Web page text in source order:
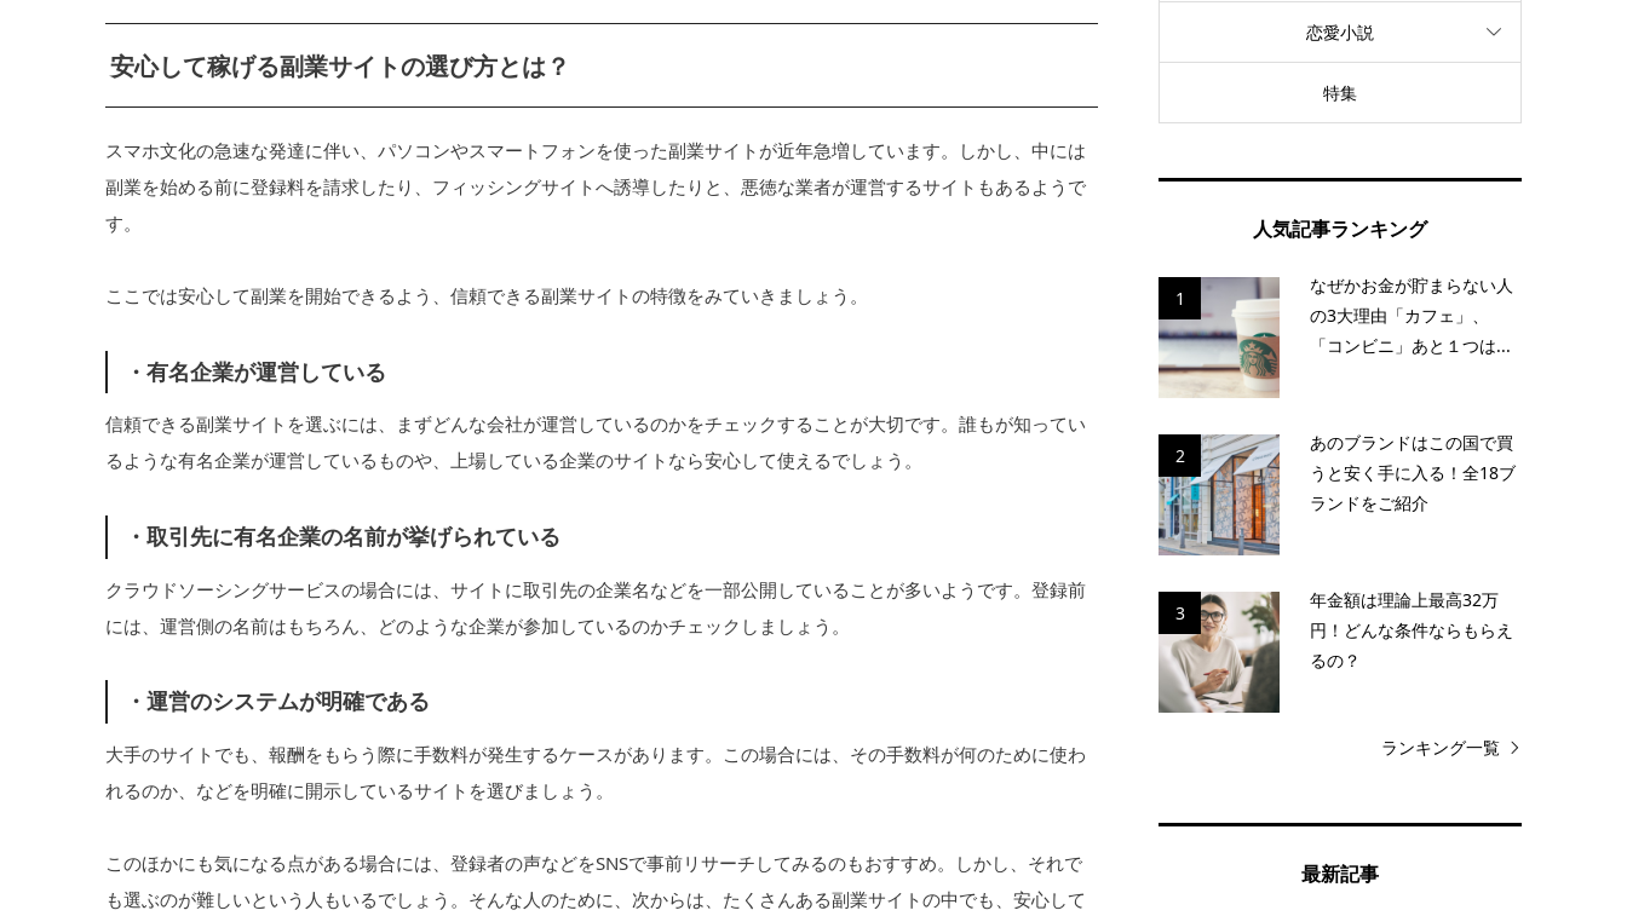
安心して稼げる副業サイトの選び方とは？
スマホ文化の急速な発達に伴い、パソコンやスマートフォンを使った副業サイトが近年急増しています。しかし、中には
副業を始める前に登録料を請求したり、フィッシングサイトへ誘導したりと、悪徳な業者が運営するサイトもあるようで
す。
ここでは安心して副業を開始できるよう、信頼できる副業サイトの特徴をみていきましょう。
・有名企業が運営している
信頼できる副業サイトを選ぶには、まずどんな会社が運営しているのかをチェックすることが大切です。誰もが知ってい
るような有名企業が運営しているものや、上場している企業のサイトなら安心して使えるでしょう。
・取引先に有名企業の名前が挙げられている
クラウドソーシングサービスの場合には、サイトに取引先の企業名などを一部公開していることが多いようです。登録前
には、運営側の名前はもちろん、どのような企業が参加しているのかチェックしましょう。
・運営のシステムが明確である
大手のサイトでも、報酬をもらう際に手数料が発生するケースがあります。この場合には、その手数料が何のために使わ
れるのか、などを明確に開示しているサイトを選びましょう。
このほかにも気になる点がある場合には、登録者の声などをSNSで事前リサーチしてみるのもおすすめ。しかし、それで
も選ぶのが難しいという人もいるでしょう。そんな人のために、次からは、たくさんある副業サイトの中でも、安心して
恋愛小説
特集
人気記事ランキング
1
なぜかお金が貯まらない人
の3大理由「カフェ」、
「コンビニ」あと１つは...
2
あのブランドはこの国で買
うと安く手に入る！全18ブ
ランドをご紹介
3
年金額は理論上最高32万
円！どんな条件ならもらえ
るの？
ランキング一覧
最新記事